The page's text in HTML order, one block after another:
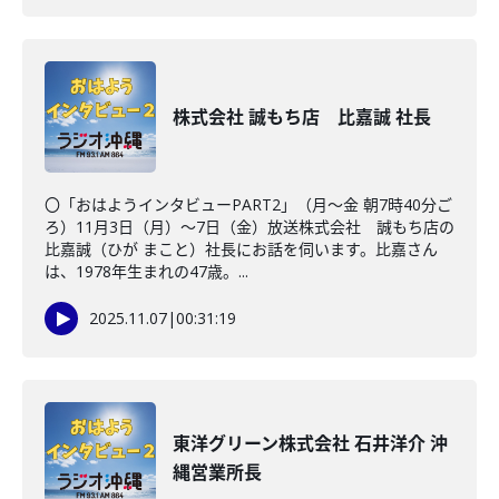
株式会社 誠もち店 比嘉誠 社長
〇「おはようインタビューPART2」（月～金 朝7時40分ご
ろ）​11月3日（月）～7日（金）放送株式会社 誠もち店の
比嘉誠（ひが まこと）社長にお話を伺います。比嘉さん
は、1978年生まれの47歳。...
2025.11.07|00:31:19
東洋グリーン株式会社 石井洋介 沖
縄営業所長